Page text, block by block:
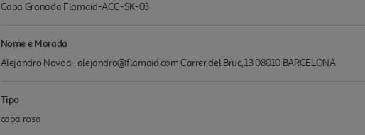
Capa Granada Flamaid-ACC-SK-03
Nome e Morada
Alejandro Novoa- alejandro@flamaid.com Carrer del Bruc, 13 08010 BARCELONA
Tipo
capa rosa